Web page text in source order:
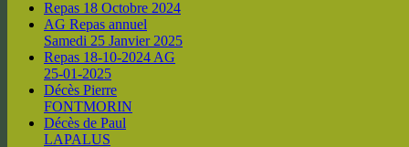
Repas 18 Octobre 2024
AG Repas annuel
Samedi 25 Janvier 2025
Repas 18-10-2024 AG
25-01-2025
Décès Pierre
FONTMORIN
Décès de Paul
LAPALUS